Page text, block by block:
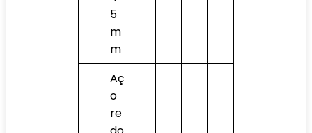
5
m
m
Aç
o
re